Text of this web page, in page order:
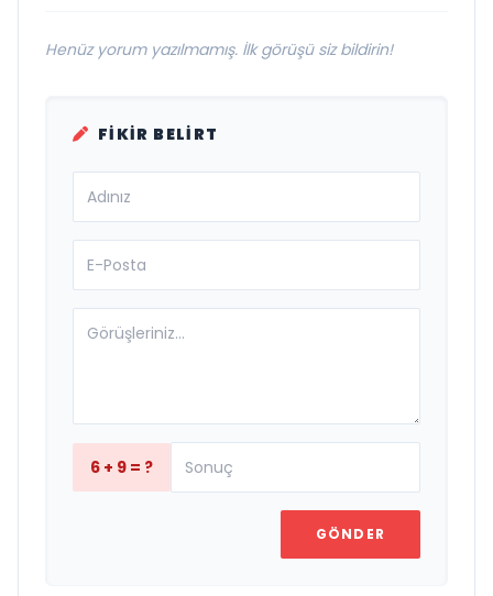
Henüz yorum yazılmamış. İlk görüşü siz bildirin!
FIKIR BELIRT
6 + 9 = ?
GÖNDER